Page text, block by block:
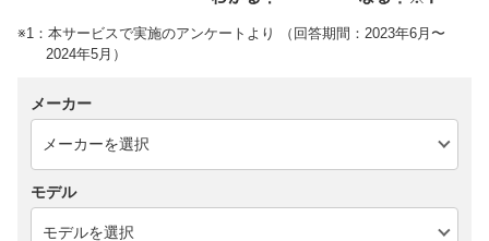
※1：本サービスで実施のアンケートより （回答期間：2023年6月〜
2024年5月）
メーカー
モデル